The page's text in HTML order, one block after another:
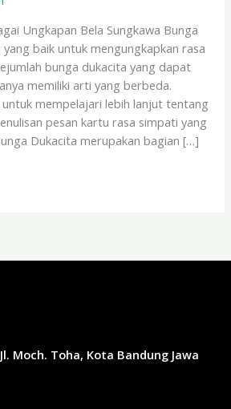
Ungkapan Bela Sungkawa Bunga
baik untuk mengungkapkan rasa
bunga dukacita yang dapat
memiliki arti yang berbeda.
untuk mempelajari lebih lanjut tentang
pesan kartu rasa simpati yang
Dukacita merupakan bagian […]
Moch. Toha, Kota Bandung Jawa